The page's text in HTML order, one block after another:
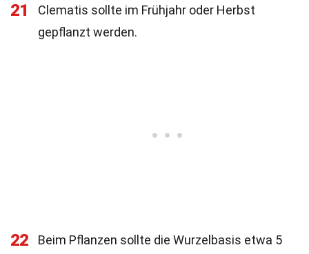
21
Clematis sollte im Frühjahr oder Herbst
gepflanzt werden.
22
Beim Pflanzen sollte die Wurzelbasis etwa 5